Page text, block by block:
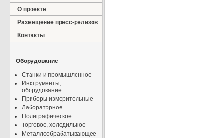
О проекте
Размещение пресс-релизов
Контакты
Оборудование
Станки и промышленное
Инструменты,
оборудование
Приборы измерительные
Лабораторное
Полиграфическое
Торговое, холодильное
Металлообрабатывающее